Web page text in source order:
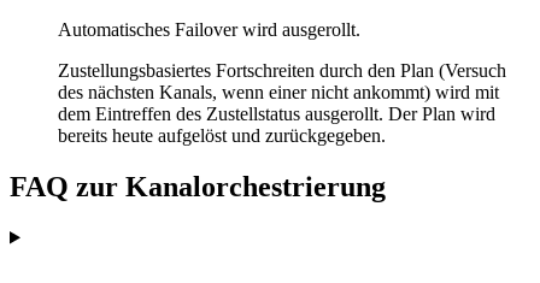
Automatisches Failover wird ausgerollt.
Zustellungsbasiertes Fortschreiten durch den Plan (Versuch
des nächsten Kanals, wenn einer nicht ankommt) wird mit
dem Eintreffen des Zustellstatus ausgerollt. Der Plan wird
bereits heute aufgelöst und zurückgegeben.
FAQ zur Kanalorchestrierung